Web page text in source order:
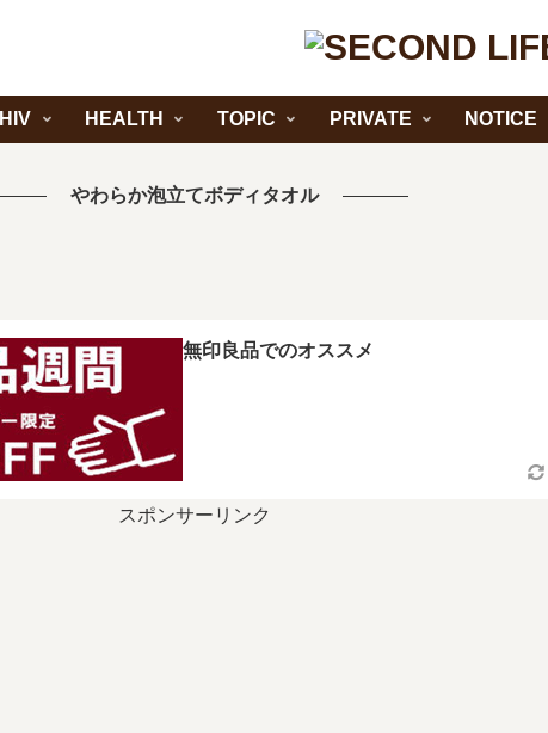
HIV HEALTH TOPIC PRIVATE NOTICE
やわらか泡立てボディタオル
無印良品でのオススメ
スポンサーリンク